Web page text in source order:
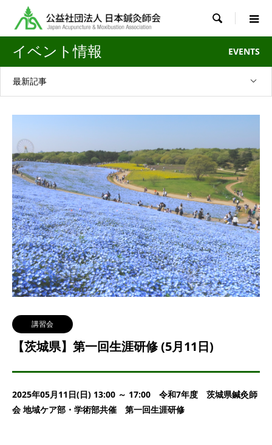

イベント情報 EVENTS
最新記事
講習会
【茨城県】第一回生涯研修 (5月11日)
2025年05月11日(日) 13:00 ～ 17:00 令和7年度 茨城県鍼灸師
会 地域ケア部・学術部共催 第一回生涯研修